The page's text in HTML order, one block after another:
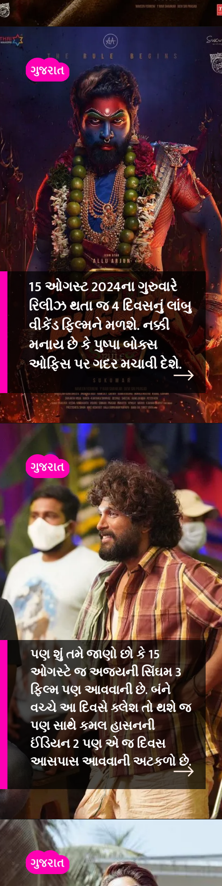
15 ઓગસ્ટ 2024ના ગુરુવારે
રિલીઝ થતા જ 4 દિવસનું લાંબુ
વીકેંડ ફિલ્મને મળશે. નક્કી
મનાય છે કે પુષ્પા બોક્સ
ઓફિસ પર ગદર મચાવી દેશે.
પણ શું તમે જાણો છો કે 15
ઓગસ્ટે જ અજયની સિંઘમ 3
ફિલ્મ પણ આવવાની છે. બંને
વચ્ચે આ દિવસે ક્લેશ તો થશે જ
પણ સાથે કમલ હાસનની
ઈંડિયન 2 પણ એ જ દિવસ
આસપાસ આવવાની અટકળો છે.